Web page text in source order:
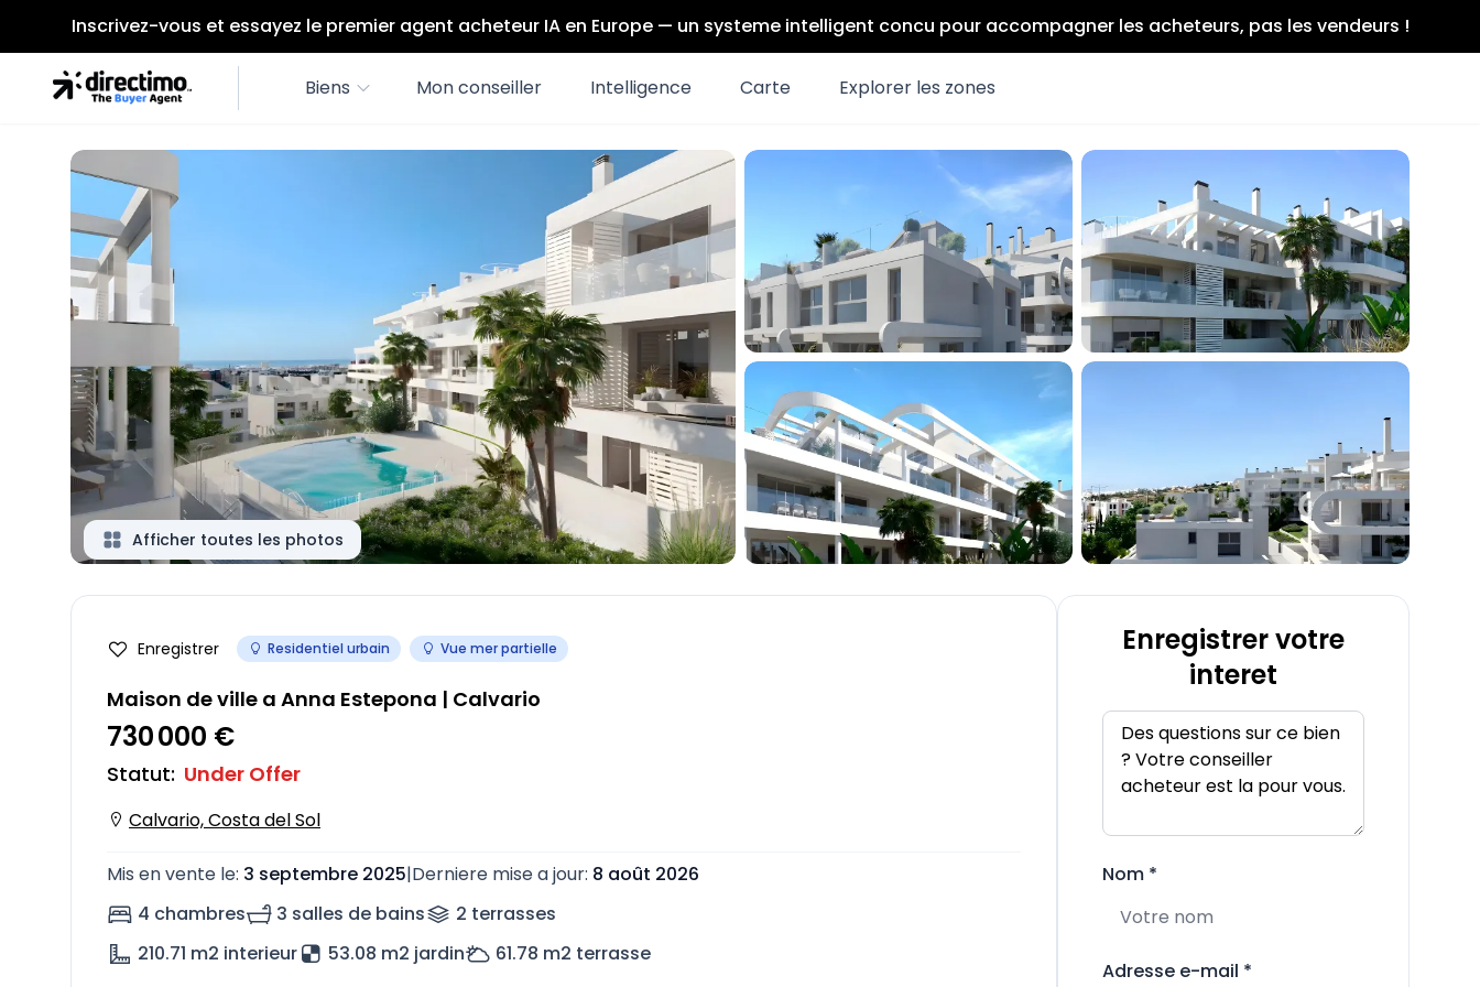
Inscrivez-vous et essayez le premier agent acheteur IA en Europe — un systeme intelligent concu pour accompagner les acheteurs, pas les vendeurs !
Biens Mon conseiller Intelligence Carte Explorer les zones
Afficher toutes les photos
Enregistrer Residentiel urbain Vue mer partielle
Maison de ville a Anna Estepona | Calvario
730 000 €
Statut: Under Offer
Calvario, Costa del Sol
Mis en vente le: 3 septembre 2025|Derniere mise a jour: 8 août 2026
4 chambres
3 salles de bains 2 terrasses
210.71 m2 interieur 53.08 m2 jardin 61.78 m2 terrasse
Enregistrer votre
interet
Nom *
Adresse e-mail *